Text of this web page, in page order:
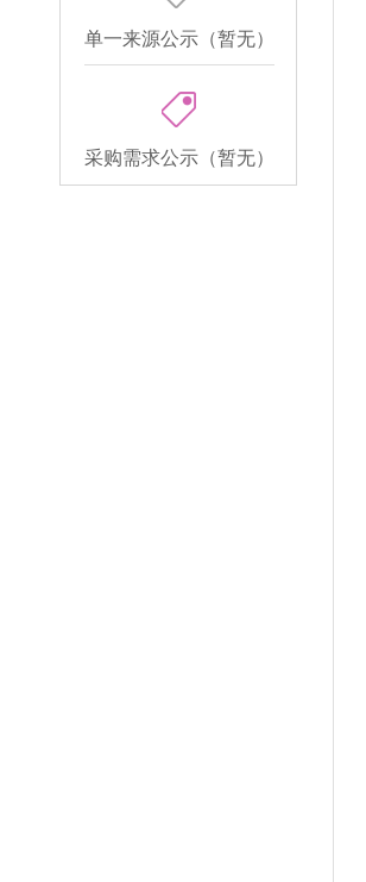
单一来源公示（暂无）
采购需求公示（暂无）